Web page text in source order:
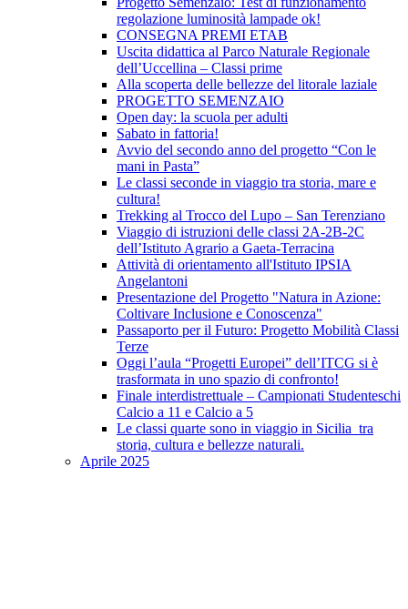
regolazione luminosità lampade ok!
CONSEGNA PREMI ETAB
Uscita didattica al Parco Naturale Regionale
dell’Uccellina – Classi prime
Alla scoperta delle bellezze del litorale laziale
PROGETTO SEMENZAIO
Open day: la scuola per adulti
Sabato in fattoria!
Avvio del secondo anno del progetto “Con le
mani in Pasta”
Le classi seconde in viaggio tra storia, mare e
cultura!
Trekking al Trocco del Lupo – San Terenziano
Viaggio di istruzioni delle classi 2A-2B-2C
dell’Istituto Agrario a Gaeta-Terracina
Attività di orientamento all'Istituto IPSIA
Angelantoni
Presentazione del Progetto "Natura in Azione:
Coltivare Inclusione e Conoscenza"
Passaporto per il Futuro: Progetto Mobilità Classi
Terze
Oggi l’aula “Progetti Europei” dell’ITCG si è
trasformata in uno spazio di confronto!
Finale interdistrettuale – Campionati Studenteschi
Calcio a 11 e Calcio a 5
Le classi quarte sono in viaggio in Sicilia tra
storia, cultura e bellezze naturali.
Aprile 2025